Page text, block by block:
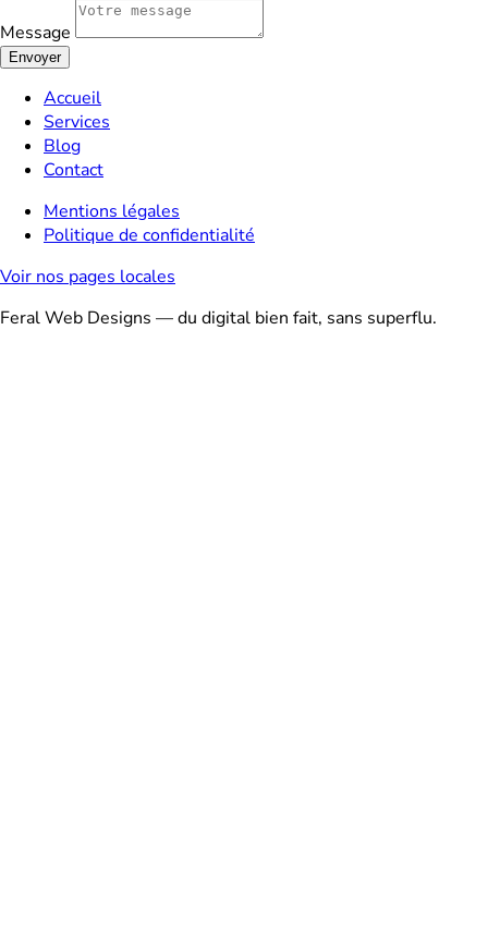
Message
Envoyer
Accueil
Services
Blog
Contact
Mentions légales
Politique de confidentialité
Voir nos pages locales
Feral Web Designs — du digital bien fait, sans superflu.